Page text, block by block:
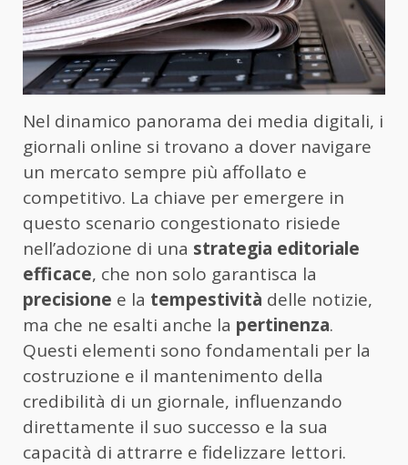
Nel dinamico panorama dei media digitali, i
giornali online si trovano a dover navigare
un mercato sempre più affollato e
competitivo. La chiave per emergere in
questo scenario congestionato risiede
nell’adozione di una strategia editoriale
efficace, che non solo garantisca la
precisione e la tempestività delle notizie,
ma che ne esalti anche la pertinenza.
Questi elementi sono fondamentali per la
costruzione e il mantenimento della
credibilità di un giornale, influenzando
direttamente il suo successo e la sua
capacità di attrarre e fidelizzare lettori.